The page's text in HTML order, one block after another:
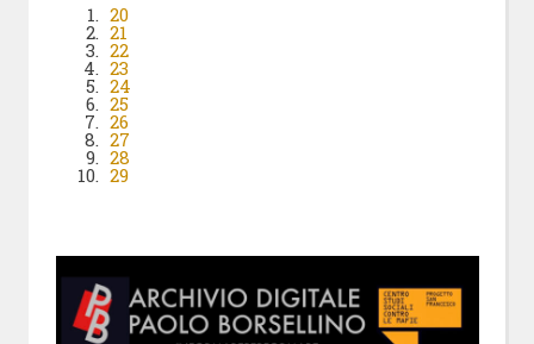
20
21
22
23
24
25
26
27
28
29